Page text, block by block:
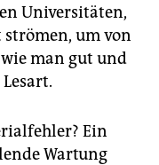
Universitäten,
strömen, um von
man gut und
Ein
Wartung